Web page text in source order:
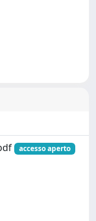
accesso aperto